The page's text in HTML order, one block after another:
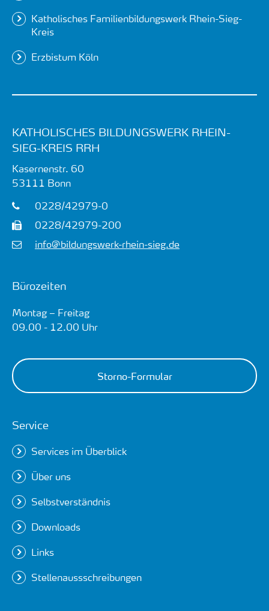
Katholisches Familienbildungswerk Rhein-Sieg-
Kreis
Erzbistum Köln
KATHOLISCHES BILDUNGSWERK RHEIN-
SIEG-KREIS RRH
Kasernenstr. 60
53111 Bonn
0228/42979-0
0228/42979-200
info@bildungswerk-rhein-sieg.de
Bürozeiten
Montag – Freitag
09.00 - 12.00 Uhr
Storno-Formular
Service
Services im Überblick
Über uns
Selbstverständnis
Downloads
Links
Stellenaussschreibungen